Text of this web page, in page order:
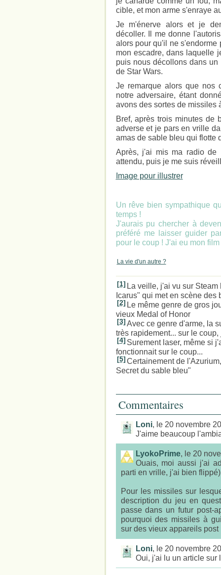
cible, et mon arme s'enraye
Je m'énerve alors et je
décoller. Il me donne
alors pour qu'il ne
mon escadre, dans laquelle
puis nous décollons dans
de Star Wars.
Je remarque alors que nos
notre adversaire, étant
avons des sortes de missiles
Bref, après trois minutes de
adverse et je pars en vrille
amas de sable bleu qui flotte
Après, j'ai mis ma radio de
attendu, puis je me suis
Image pour illustrer
Un rêve bien sympathique
temps !
J'aurais pu chercher à
préféré me laisser guider
pour le coup ! J'ai eu mon
La vie d'un autre ?
[1] La veille, j'ai vu sur
Icarus" qui met en scène
[2] Le même genre de gros
vieux Medal of Honor
[3] Avec ce genre d'arme, la
très rapidement... sur le
[4] Surement laser, même si
fonctionnait sur le coup...
[5] Certainement de
Secret du sable bleu"
Commentaires
Loni, le 20 novembre
J'aime beaucoup
LyokoPrime, le 20
Ouais, moi aussi j'ai
parti en vrille, j'ai bien flippé)
Pour les missiles sur
description du jeu en
passe dans un futur post-
pourquoi des missiles à
sur des vieux appareils
Loni, le 20 novembre
Oui, j'ai lu un article sur